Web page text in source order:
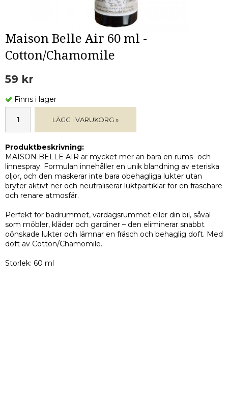
Maison Belle Air 60 ml -
Cotton/Chamomile
59 kr
Finns i lager
LÄGG I VARUKORG »
Produktbeskrivning:
MAISON BELLE AIR är mycket mer än bara en rums- och
linnespray. Formulan innehåller en unik blandning av eteriska
oljor, och den maskerar inte bara obehagliga lukter utan
bryter aktivt ner och neutraliserar luktpartiklar för en fräschare
och renare atmosfär.
Perfekt för badrummet, vardagsrummet eller din bil, såväl
som möbler, kläder och gardiner – den eliminerar snabbt
oönskade lukter och lämnar en fräsch och behaglig doft. Med
doft av Cotton/Chamomile.
Storlek: 60 ml